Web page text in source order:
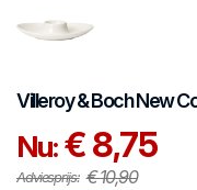
Villeroy & BochNew
Nu:€ 8,75
Adviesprijs: € 10,90